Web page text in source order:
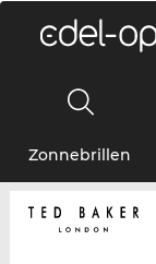
Zonnebrillen